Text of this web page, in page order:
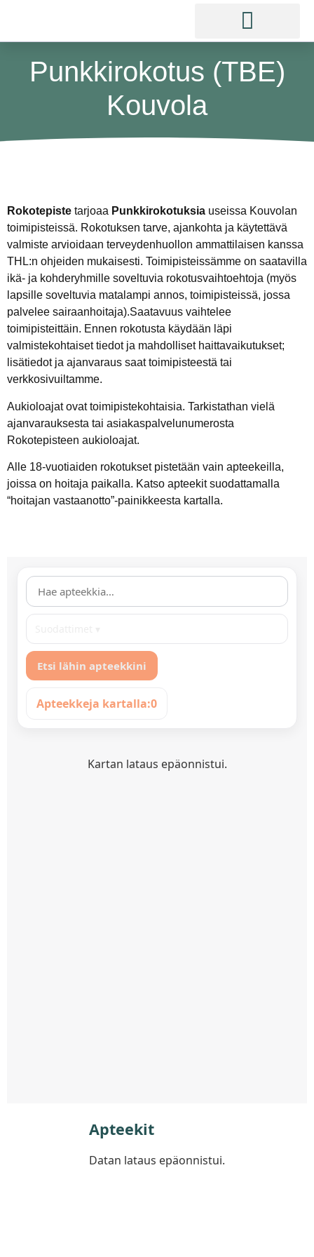
Punkkirokotus (TBE)
Kouvola
Rokotepiste tarjoaa Punkkirokotuksia useissa Kouvolan
toimipisteissä. Rokotuksen tarve, ajankohta ja käytettävä
valmiste arvioidaan terveydenhuollon ammattilaisen kanssa
THL:n ohjeiden mukaisesti. Toimipisteissämme on saatavilla
ikä- ja kohderyhmille soveltuvia rokotusvaihtoehtoja (myös
lapsille soveltuvia matalampi annos, toimipisteissä, jossa
palvelee sairaanhoitaja).Saatavuus vaihtelee
toimipisteittäin. Ennen rokotusta käydään läpi
valmistekohtaiset tiedot ja mahdolliset haittavaikutukset;
lisätiedot ja ajanvaraus saat toimipisteestä tai
verkkosivuiltamme.
Aukioloajat ovat toimipistekohtaisia. Tarkistathan vielä
ajanvarauksesta tai asiakaspalvelunumerosta
Rokotepisteen aukioloajat.
Alle 18-vuotiaiden rokotukset pistetään vain apteekeilla,
joissa on hoitaja paikalla. Katso apteekit suodattamalla
“hoitajan vastaanotto”-painikkeesta kartalla.
Etsi lähin apteekkini
Apteekkeja kartalla:0
Kartan lataus epäonnistui.
Apteekit
Datan lataus epäonnistui.